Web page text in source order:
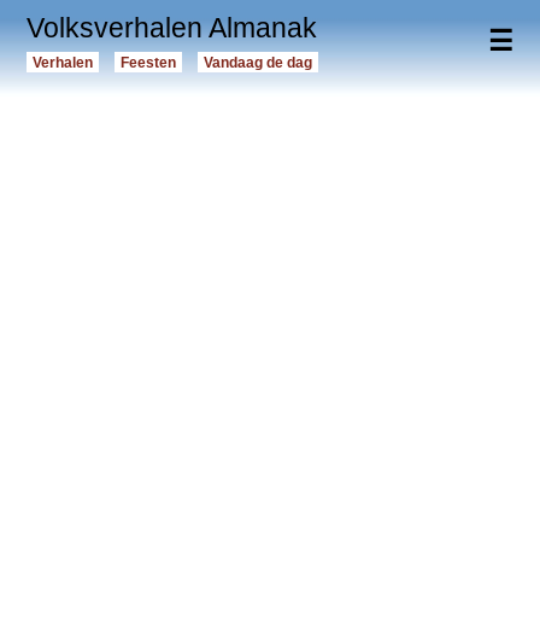
☰
Volksverhalen Almanak
Verhalen Feesten Vandaag de dag